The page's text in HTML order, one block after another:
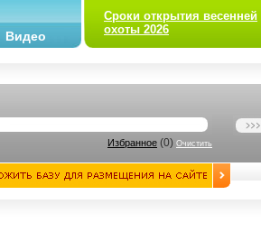
Видео
Сроки открытия весенней
охоты 2026
Избранное (0) Очистить